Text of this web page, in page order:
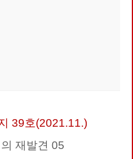
39호(2021.11.)
재발견 05